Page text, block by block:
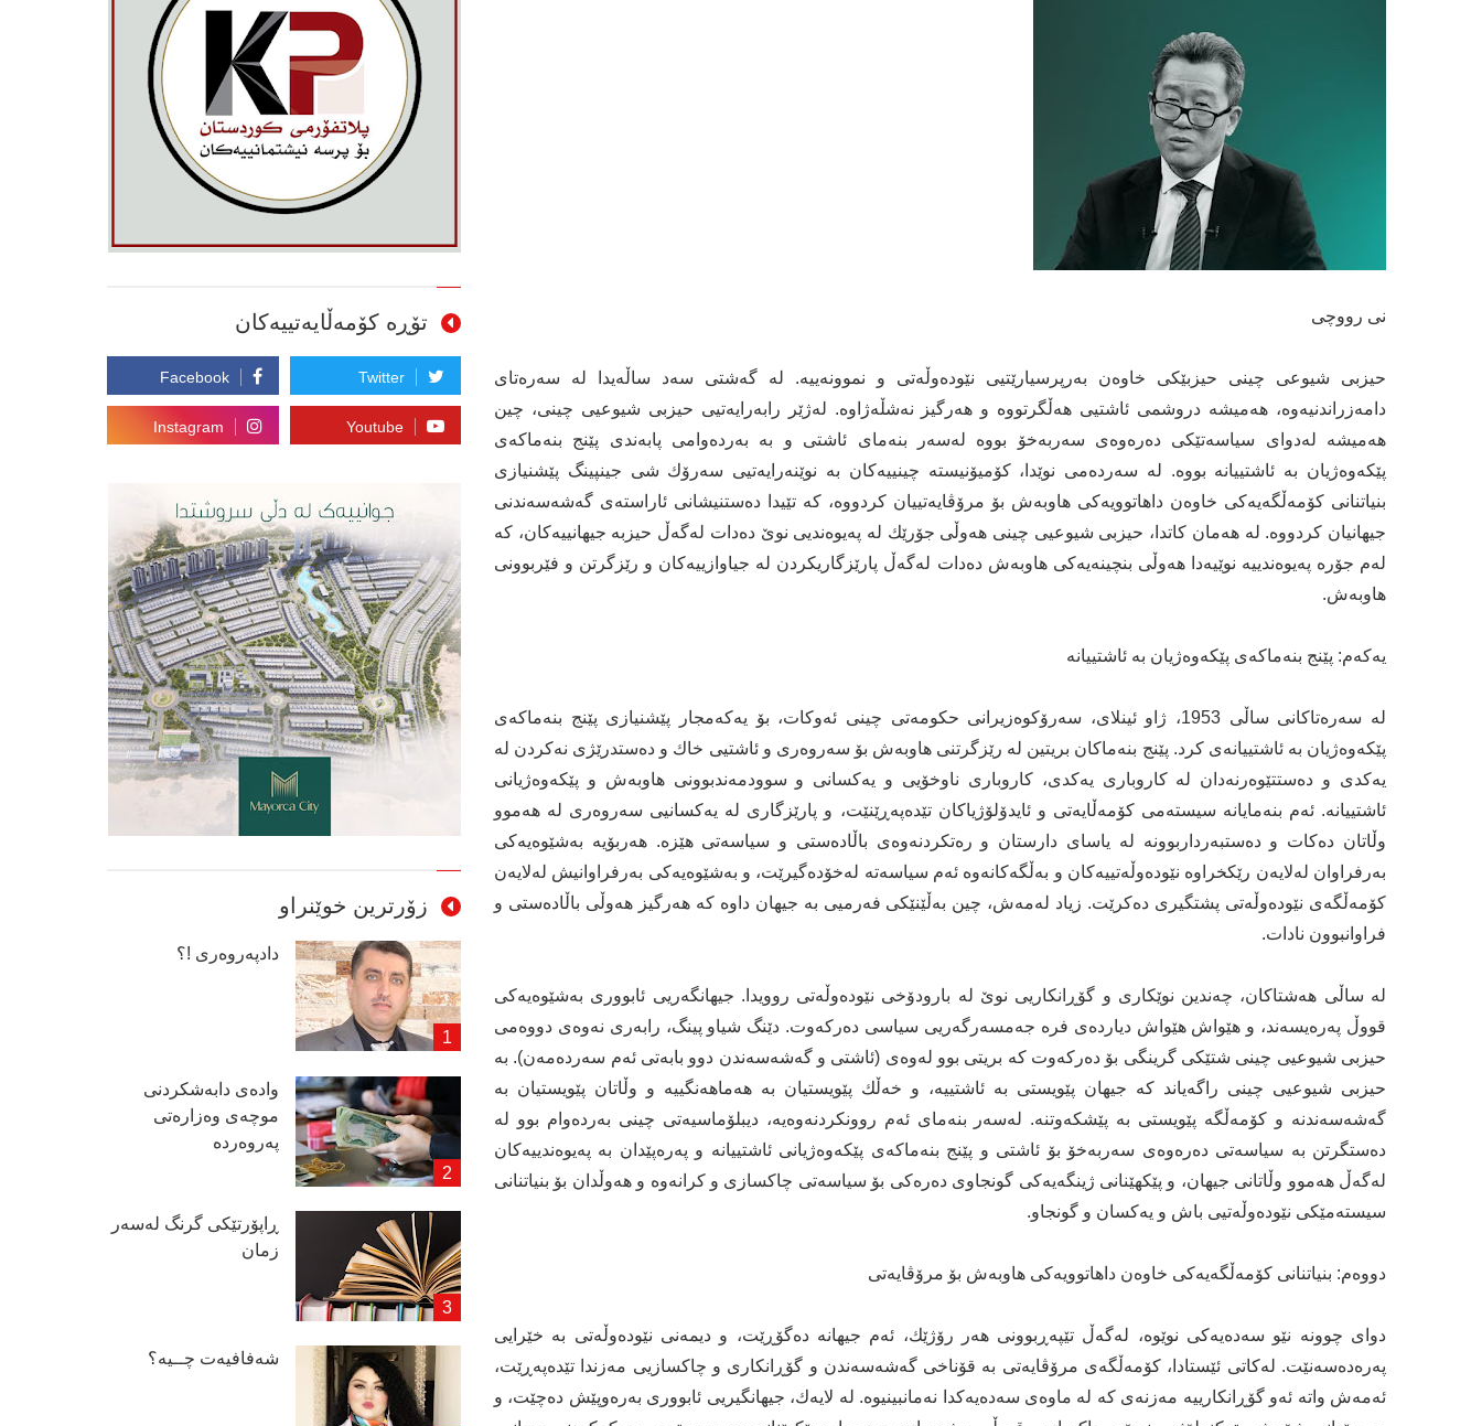
نی رووچی
حیزبی شیوعی چینی حیزبێكی خاوەن بەرپرسیارێتیی نێودەوڵەتی و نموونەییە. لە گەشتی سەد ساڵەیدا لە سەرەتای
دامەزراندنیەوە، هەمیشە دروشمی ئاشتیی هەڵگرتووە و هەرگیز نەشڵەژاوە. لەژێر رابەرایەتیی حیزبی شیوعیی چینی، چین
هەمیشە لەدوای سیاسەتێكی دەرەوەی سەربەخۆ بووە لەسەر بنەمای ئاشتی و بە بەردەوامی پابەندی پێنج بنەماكەی
پێكەوەژیان بە ئاشتییانە بووە. لە سەردەمی نوێدا، كۆمیۆنیستە چینییەكان بە نوێنەرایەتیی سەرۆك شی جینپینگ پێشنیازی
بنیاتنانی كۆمەڵگەیەكی خاوەن داهاتوویەكی هاوبەش بۆ مرۆڤایەتییان كردووە، كە تێیدا دەستنیشانی ئاراستەی گەشەسەندنی
جیهانیان كردووە. لە هەمان كاتدا، حیزبی شیوعیی چینی هەوڵی جۆرێك لە پەیوەندیی نوێ دەدات لەگەڵ حیزبە جیهانییەكان، كە
لەم جۆرە پەیوەندییە نوێیەدا هەوڵی بنچینەیەكی هاوبەش دەدات لەگەڵ پارێزگاریكردن لە جیاوازییەكان و رێزگرتن و فێربوونی
هاوبەش.
یەكەم: پێنج بنەماكەی پێكەوەژیان بە ئاشتییانە
لە سەرەتاكانی ساڵی 1953، ژاو ئینلای، سەرۆكوەزیرانی حكومەتی چینی ئەوكات، بۆ یەكەمجار پێشنیازی پێنج بنەماكەی
پێكەوەژیان بە ئاشتییانەی كرد. پێنج بنەماكان بریتین لە رێزگرتنی هاوبەش بۆ سەروەری و ئاشتیی خاك و دەستدرێژی نەكردن لە
یەکدی و دەستتێوەرنەدان لە كاروباری یەكدی، كاروباری ناوخۆیی و یەكسانی و سوودمەندبوونی هاوبەش و پێكەوەژیانی
ئاشتییانە. ئەم بنەمایانە سیستەمی كۆمەڵایەتی و ئایدۆلۆژیاكان تێدەپەڕێنێت، و پارێزگاری لە یەكسانیی سەروەری لە هەموو
وڵاتان دەكات و دەستبەرداربوونە لە یاسای دارستان و رەتكردنەوەی باڵادەستی و سیاسەتی هێزە. هەربۆیە بەشێوەیەكی
بەرفراوان لەلایەن رێكخراوە نێودەوڵەتییەكان و بەڵگەكانەوە ئەم سیاسەتە لەخۆدەگیرێت، و بەشێوەیەكی بەرفراوانیش لەلایەن
كۆمەڵگەی نێودەوڵەتی پشتگیری دەكرێت. زیاد لەمەش، چین بەڵێنێكی فەرمیی بە جیهان داوە كە هەرگیز هەوڵی باڵادەستی و
فراوانبوون نادات.
لە ساڵی هەشتاكان، چەندین نوێكاری و گۆڕانكاریی نوێ لە بارودۆخی نێودەوڵەتی روویدا. جیهانگەریی ئابووری بەشێوەیەكی
قووڵ پەرەیسەند، و هێواش هێواش دیاردەی فرە جەمسەرگەریی سیاسی دەركەوت. دێنگ شیاو پینگ، رابەری نەوەی دووەمی
حیزبی شیوعیی چینی شتێكی گرینگی بۆ دەركەوت كە بریتی بوو لەوەی (ئاشتی و گەشەسەندن دوو بابەتی ئەم سەردەمەن). بە
حیزبی شیوعیی چینی راگەیاند كە جیهان پێویستی بە ئاشتییە، و خەڵك پێویستیان بە هەماهەنگییە و وڵاتان پێویستیان بە
گەشەسەندنە و كۆمەڵگە پێویستی بە پێشكەوتنە. لەسەر بنەمای ئەم روونكردنەوەیە، دیبلۆماسیەتی چینی بەردەوام بوو لە
دەستگرتن بە سیاسەتی دەرەوەی سەربەخۆ بۆ ئاشتی و پێنج بنەماكەی پێكەوەژیانی ئاشتییانە و پەرەپێدان بە پەیوەندییەكان
لەگەڵ هەموو وڵاتانی جیهان، و پێكهێنانی ژینگەیەكی گونجاوی دەرەكی بۆ سیاسەتی چاكسازی و كرانەوە و هەوڵدان بۆ بنیاتنانی
سیستەمێكی نێودەوڵەتیی باش و یەكسان و گونجاو.
دووەم: بنیاتنانی كۆمەڵگەیەكی خاوەن داهاتوویەكی هاوبەش بۆ مرۆڤایەتی
دوای چوونە نێو سەدەیەكی نوێوە، لەگەڵ تێپەڕبوونی هەر رۆژێك، ئەم جیهانە دەگۆڕێت، و دیمەنی نێودەوڵەتی بە خێرایی
پەرەدەسەنێت. لەكاتی ئێستادا، كۆمەڵگەی مرۆڤایەتی بە قۆناخی گەشەسەندن و گۆڕانكاری و چاكسازیی مەزندا تێدەپەڕێت،
ئەمەش واتە ئەو گۆڕانكارییە مەزنەی كە لە ماوەی سەدەیەكدا نەمانبینیوە. لە لایەك، جیهانگیریی ئابووری بەرەوپێش دەچێت، و
تۆڕە کۆمەڵایەتییەکان
زۆرترین خوێنراو
دادپەروەری !؟
وادەی دابەشكردنی
موچەی وەزارەتی
پەروەردە
ڕاپۆرتێكی گرنگ لەسەر
زمان
شەفافیەت چــیە؟